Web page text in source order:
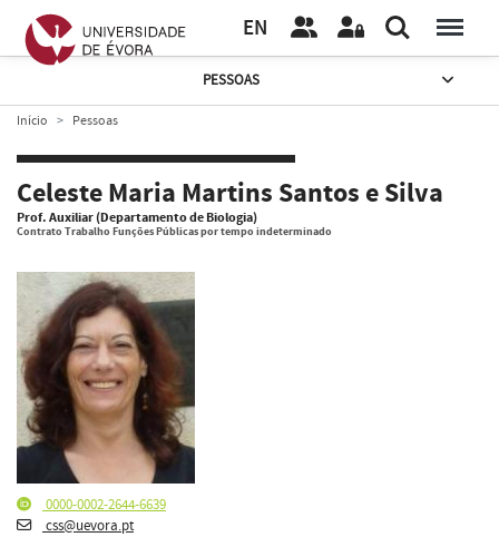
EN
PESSOAS
Início Pessoas
Celeste Maria Martins Santos e Silva
Prof. Auxiliar (Departamento de Biologia)
Contrato Trabalho Funções Públicas por tempo indeterminado
0000-0002-2644-6639
css@uevora.pt